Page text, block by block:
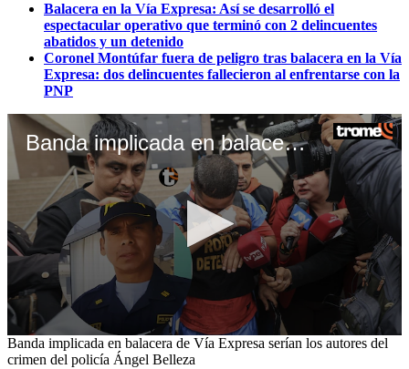
Balacera en la Vía Expresa: Así se desarrolló el
espectacular operativo que terminó con 2 delincuentes
abatidos y un detenido
Coronel Montúfar fuera de peligro tras balacera en la Vía
Expresa: dos delincuentes fallecieron al enfrentarse con la
PNP
Banda implicada en balacera de Vía Expresa serían los autores del crimen del policía Ángel Belleza
0
seconds
Banda implicada en balacera de Vía Expresa serían los autores del
crimen del policía Ángel Belleza